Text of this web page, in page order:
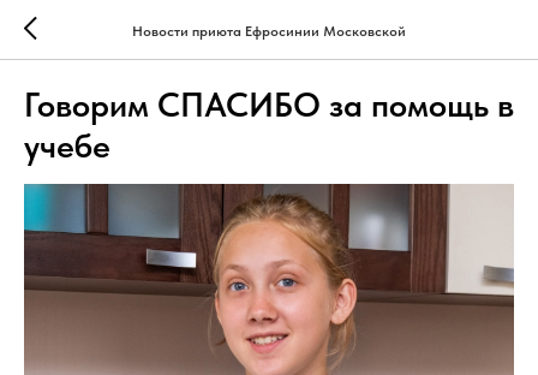
Новости приюта Ефросинии Московской
Говорим СПАСИБО за помощь в
учебе